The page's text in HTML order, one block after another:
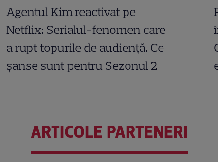
Agentul Kim reactivat pe
Netflix: Serialul-fenomen care
a rupt topurile de audiență. Ce
șanse sunt pentru Sezonul 2
ARTICOLE PARTENERI